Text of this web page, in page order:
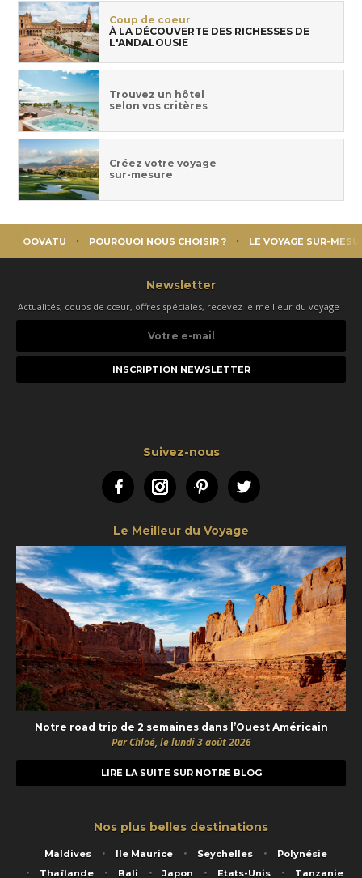
Coup de coeur
À LA DÉCOUVERTE DES RICHESSES DE
L'ANDALOUSIE
Trouvez un hôtel
selon vos critères
Créez votre voyage
sur-mesure
OOVATU POURQUOI NOUS CHOISIR ? LE VOYAGE SUR-
Newsletter
Actualités, coups de cœur, offres spéciales, recevez le meilleur du voyage :
e-
Suivez-nous
FacebookInstagramPinterestTwitter
Le Meilleur du Voyage
Notre road trip de 2 semaines dans l’Ouest Américain
Par Chloé, le lundi 3 août 2026
LIRE LA SUITE SUR NOTRE BLOG
Nos plus belles destinations
Maldives Ile Maurice Seychelles
Polynésie
Thaïlande
Bali Japon Etats-Unis Tanzanie